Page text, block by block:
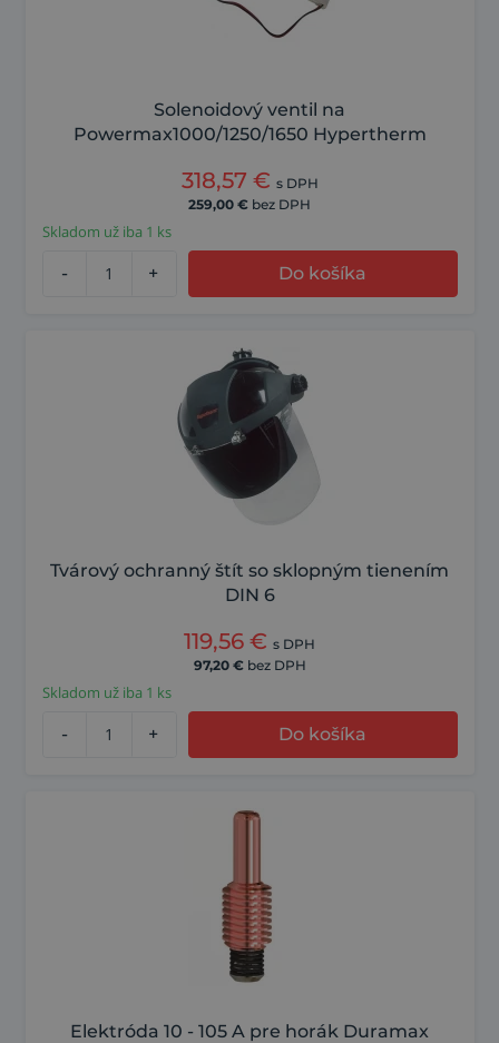
Solenoidový ventil na
Powermax1000/1250/1650 Hypertherm
318,57 € s DPH
259,00 € bez DPH
Skladom už iba 1 ks
- + Do košíka
Tvárový ochranný štít so sklopným tienením
DIN 6
119,56 € s DPH
97,20 € bez DPH
Skladom už iba 1 ks
- + Do košíka
Elektróda 10 - 105 A pre horák Duramax